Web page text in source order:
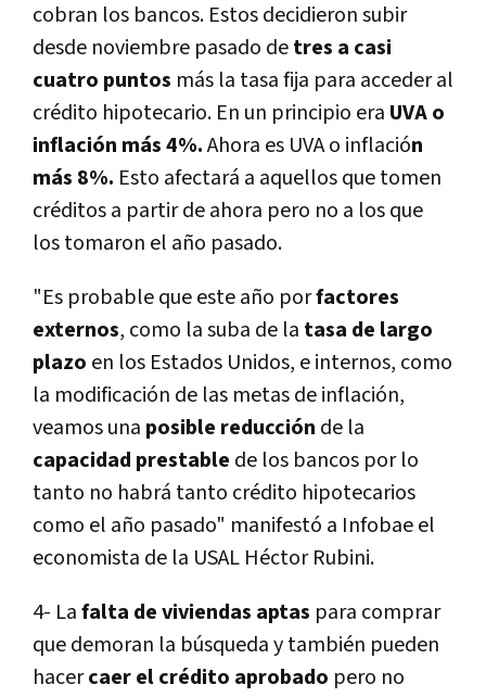
cobran los bancos. Estos decidieron subir
desde noviembre pasado detres a casi
cuatro puntos más la tasa fija para acceder al
crédito hipotecario. En un principio era UVA o
inflación más 4%.Ahora es UVA o inflación
más 8%. Esto afectará a aquellos que tomen
créditos a partir de ahora pero no a los que
los tomaron el año pasado.
"Es probable que este año porfactores
externos, como la suba de la tasa de largo
plazo en los Estados Unidos, e internos, como
la modificación de las metas de inflación,
veamos una posible reducción de la
capacidad prestable de los bancos por lo
tanto no habrá tanto crédito hipotecarios
como el año pasado" manifestó a Infobae el
economista de la USAL Héctor Rubini.
4- Lafalta de viviendas aptas para comprar
que demoran la búsqueda y también pueden
hacercaer el crédito aprobado pero no